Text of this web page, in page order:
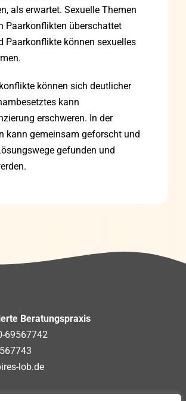
als erwartet. Sexuelle Themen
Paarkonflikten überschattet
Paarkonflikte können sexuelles
können sich deutlicher
kann
erschweren. In der
kann gemeinsam geforscht und
gefunden und
Beratungspraxis
69567742
lob.de